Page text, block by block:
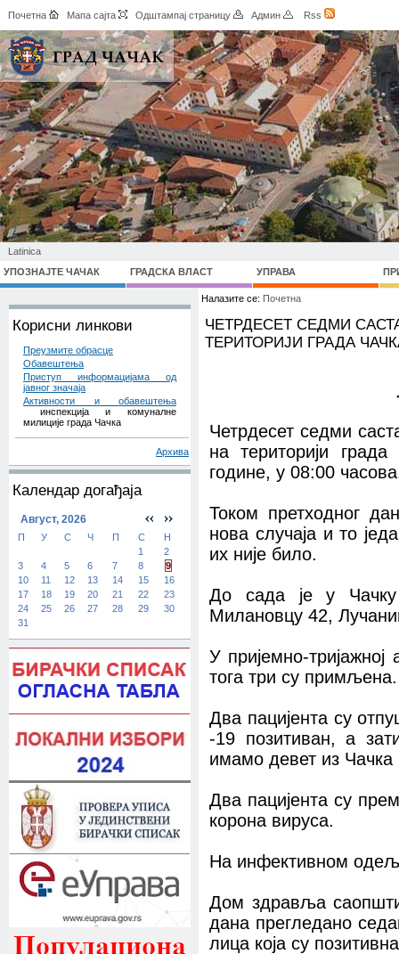
Почетна Мапа сајта Одштампај страницу Админ Rss
Latinica
УПОЗНАЈТЕ ЧАЧАК
ГРАДСКА ВЛАСТ УПРАВА
Корисни линкови
Преузмите обрасце
Обавештења
Приступ информацијама од
јавног значаја
Активности и обавештења
инспекција и комуналне
милиције града Чачка
Архива
Календар догађаја
Август, 2026
П У С Ч П С
Н
1
2
3
4 5 6 7 8
9
10
11 12 13 14 15
16
17
18 19 20 21 22
23
24
25 26 27 28 29
30
31
Налазите се: Почетна
ЧЕТРДЕСЕТ СЕДМИ
ТЕРИТОРИЈИ ГРАДА
Четрдесет седми
на територији
године, у 08:00
Током претходног
нова случаја и то
их није било.
До сада је у
Милановцу 42,
У пријемно-
тога три су примљена.
Два пацијента су
-19 позитиван, а
имамо девет из
Два пацијента су
корона вируса.
На инфективном
Дом здравља
дана прегледано
лица која су